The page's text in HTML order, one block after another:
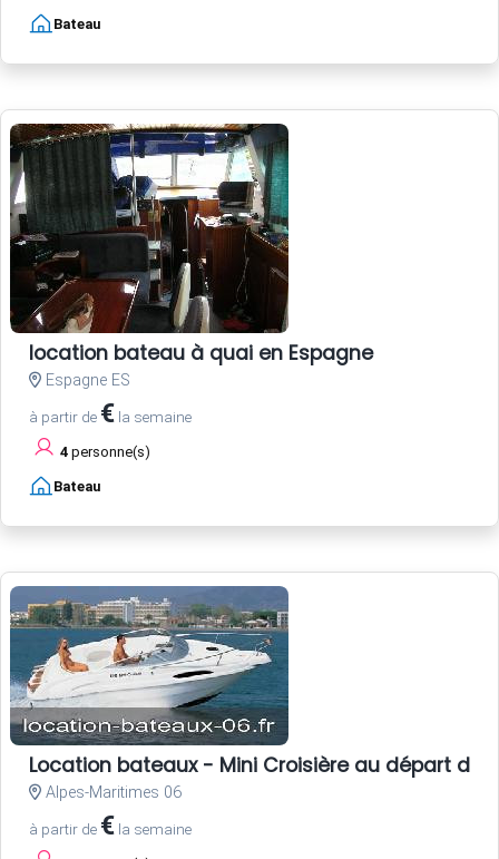
Bateau
location bateau à quai en Espagne
Espagne ES
à partir de € la semaine
4 personne(s)
Bateau
Location bateaux - Mini Croisière au départ de
Alpes-Maritimes 06
à partir de € la semaine